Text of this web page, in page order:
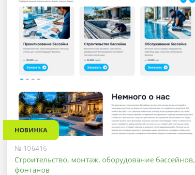
НОВИНКА
№ 106416
Строительство, монтаж, оборудование бассейнов,
фонтанов